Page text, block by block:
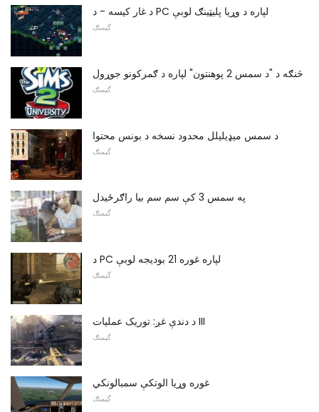
د غار کیسه - د PC لپاره د وړیا پلیټینګ لوبې
گیمنګ
څنګه د "د سمس 2 پوهنتون" لپاره د ګمرکونو جوړول
گیمنګ
د سمس میډیلیلل محدود نسخه د بونس محتوا
گیمنګ
په سمس 3 کې سم سم بیا راګرځیدل
گیمنګ
د PC لپاره غوره 21 بودیجه لوبې
گیمنګ
د دندې غږ: توریک عملیات III
گیمنګ
غوره وړیا الوتکې سمبالونکي
گیمنګ